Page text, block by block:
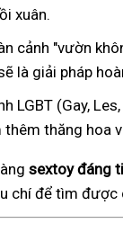
xuân.
cảnh "vườn
là giải pháp
LGBT (Gay,
thăng hoa
sextoy đáng
chí để tìm